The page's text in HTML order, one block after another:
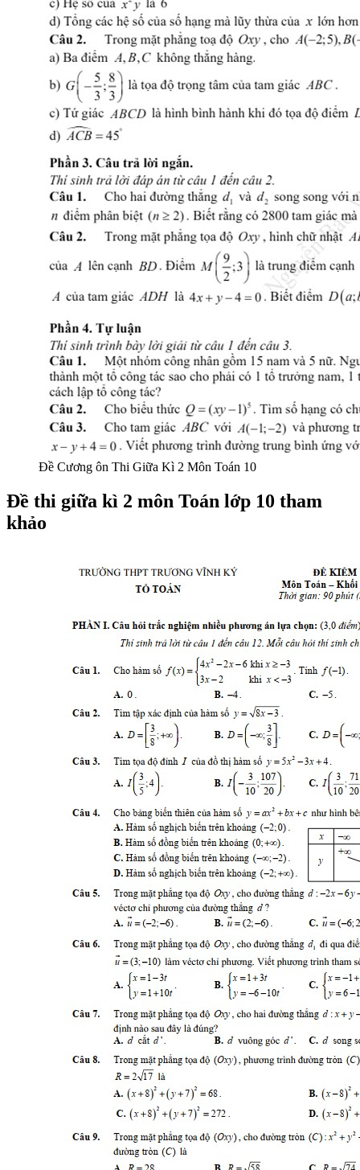
Đề Cương ôn Thi Giữa Kì 2 Môn Toán 10
Đề thi giữa kì 2 môn Toán lớp 10 tham
khảo